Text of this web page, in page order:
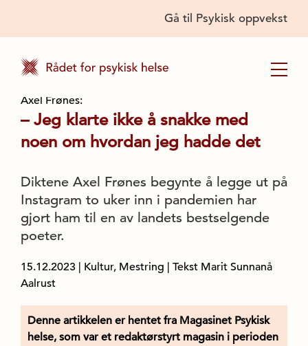
Gå til Psykisk oppvekst
Axel Frønes:
– Jeg klarte ikke å snakke med
noen om hvordan jeg hadde det
Diktene Axel Frønes begynte å legge ut på
Instagram to uker inn i pandemien har
gjort ham til en av landets bestselgende
poeter.
15.12.2023 Kultur, Mestring
| Tekst Marit Sunnanå
Aalrust
Denne artikkelen er hentet fra Magasinet Psykisk
helse, som var et redaktørstyrt magasin i perioden